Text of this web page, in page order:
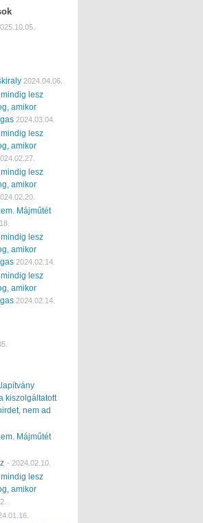
2024.04.06.
lesz
amikor
2024.03.04.
lesz
amikor
lesz
amikor
Májműtét
lesz
amikor
2024.02.14.
lesz
amikor
2024.02.14.
kiszolgáltatott
nem ad
Májműtét
- 2024.02.10.
lesz
amikor